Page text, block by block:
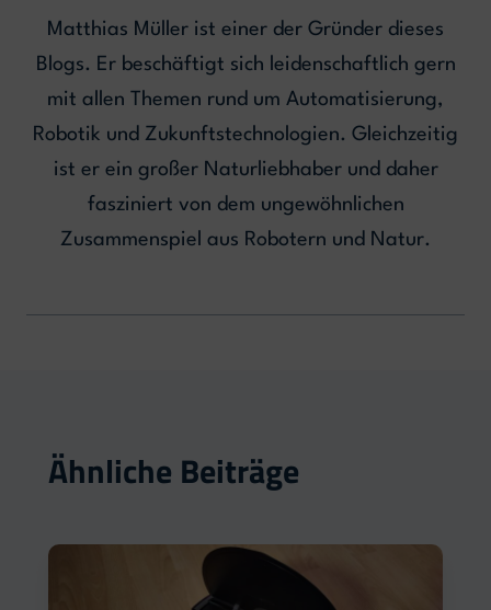
Matthias Müller ist einer der Gründer dieses
Blogs. Er beschäftigt sich leidenschaftlich gern
mit allen Themen rund um Automatisierung,
Robotik und Zukunftstechnologien. Gleichzeitig
ist er ein großer Naturliebhaber und daher
fasziniert von dem ungewöhnlichen
Zusammenspiel aus Robotern und Natur.
Ähnliche Beiträge